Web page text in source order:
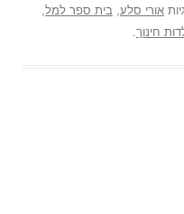
אורי סלע בית ספר למל
חינוך